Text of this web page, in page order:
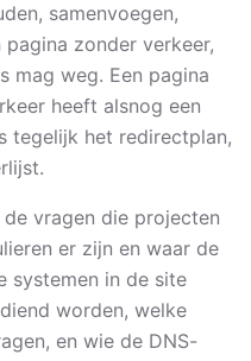
samenvoegen,
zonder verkeer,
mag weg. Een pagina
heeft alsnog een
tegelijk het redirectplan,
vragen die projecten
er zijn en waar de
systemen in de site
worden, welke
en wie de DNS-